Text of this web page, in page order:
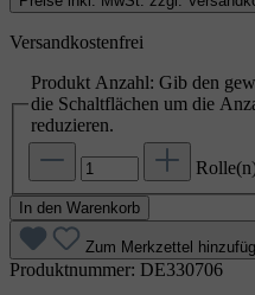
Versandkostenfrei
Produkt Anzahl: Gib den
die Schaltflächen um die
reduzieren.
In den Warenkorb
Zum Merkzettel
Produktnummer: DE330706